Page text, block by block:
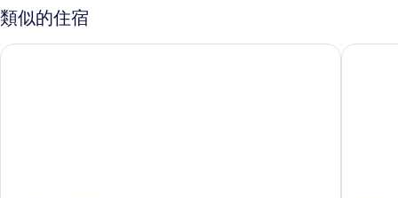
類似的住宿
山鄰山林青年文旅 芳草古